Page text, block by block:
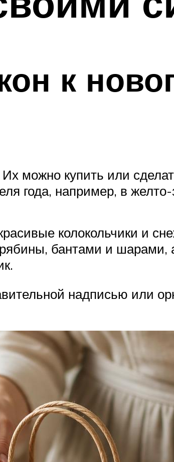
к
можно купить или
года, например, в желто-
колокольчики и
бантами и шарами,
надписью или